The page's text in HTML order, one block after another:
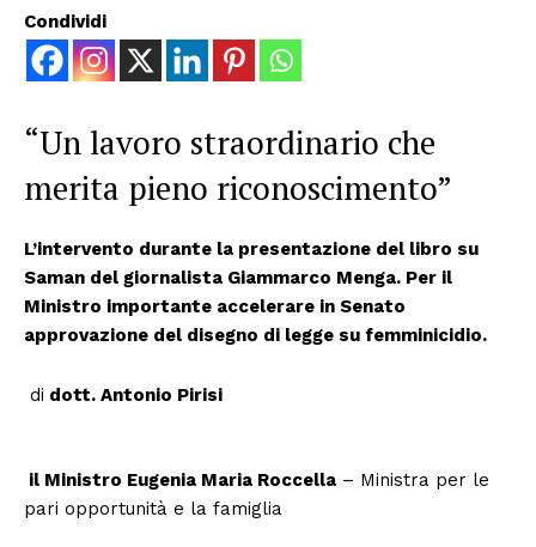
Condividi
“Un lavoro straordinario che
merita pieno riconoscimento”
L’intervento durante la presentazione del libro su
Saman del giornalista Giammarco Menga. Per il
Ministro importante accelerare in Senato
approvazione del disegno di legge su femminicidio.
di dott. Antonio Pirisi
il Ministro Eugenia Maria Roccella – Ministra per le
pari opportunità e la famiglia